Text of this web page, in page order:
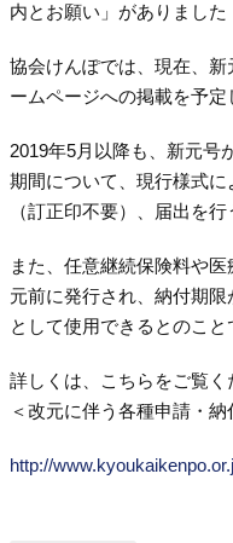
内とお願い」がありました
協会けんぽでは、現在、
ームページへの掲載を予定
2019年5月以降も、新元号
期間について、現行様式
（訂正印不要）、届出を
また、任意継続保険料や
元前に発行され、納付期
として使用できるとのこと
詳しくは、こちらをご覧く
＜改元に伴う各種申請・
http://